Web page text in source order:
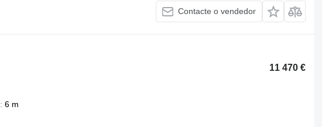
Contacte o vendedor
11 470 €
6 m